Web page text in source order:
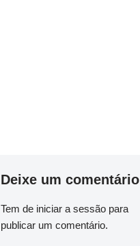
Deixe um comentário
Tem de iniciar a sessão para
publicar um comentário.